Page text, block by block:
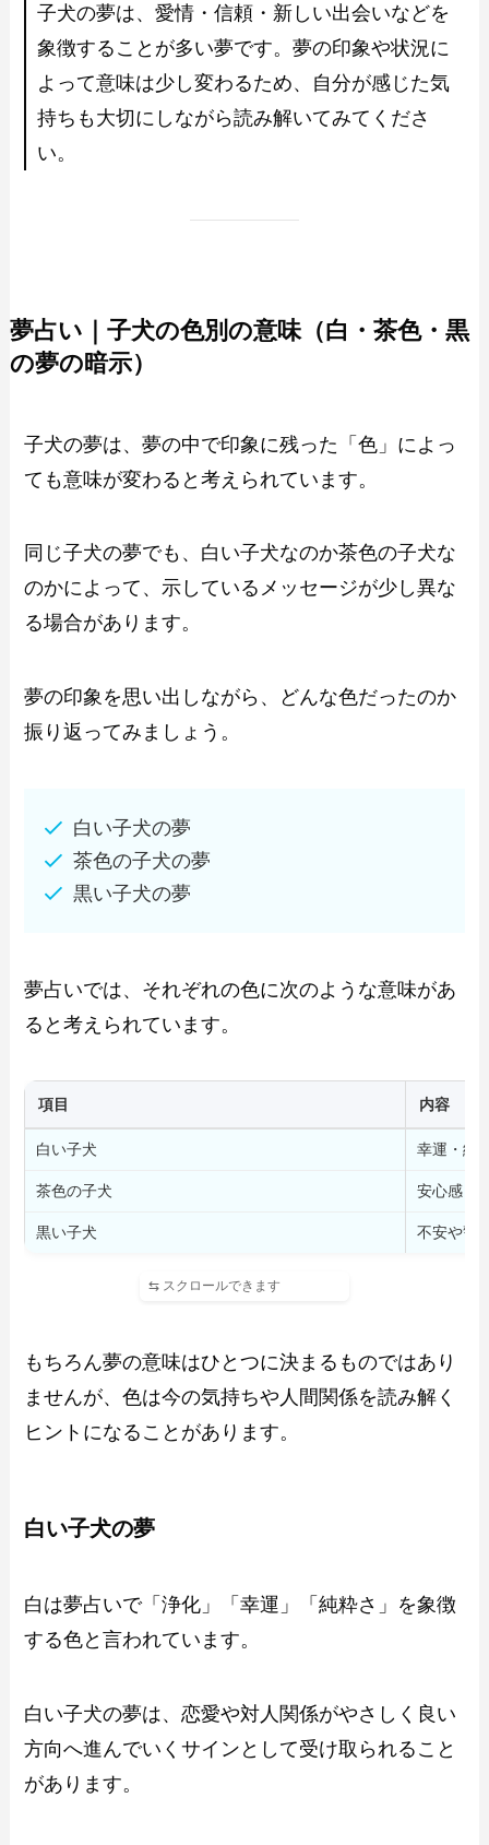
子犬の夢は、愛情・信頼・新しい出会いなどを
象徴することが多い夢です。夢の印象や状況に
よって意味は少し変わるため、自分が感じた気
持ちも大切にしながら読み解いてみてくださ
い。
夢占い｜子犬の色別の意味（白・茶色・黒
の夢の暗示）
子犬の夢は、夢の中で印象に残った「色」によっ
ても意味が変わると考えられています。
同じ子犬の夢でも、白い子犬なのか茶色の子犬な
のかによって、示しているメッセージが少し異な
る場合があります。
夢の印象を思い出しながら、どんな色だったのか
振り返ってみましょう。
白い子犬の夢
茶色の子犬の夢
黒い子犬の夢
夢占いでは、それぞれの色に次のような意味があ
ると考えられています。
項目 内容
白い子犬 幸運・純
茶色の子犬 安心感・
黒い子犬 不安や警
もちろん夢の意味はひとつに決まるものではあり
ませんが、色は今の気持ちや人間関係を読み解く
ヒントになることがあります。
白い子犬の夢
白は夢占いで「浄化」「幸運」「純粋さ」を象徴
する色と言われています。
白い子犬の夢は、恋愛や対人関係がやさしく良い
方向へ進んでいくサインとして受け取られること
があります。